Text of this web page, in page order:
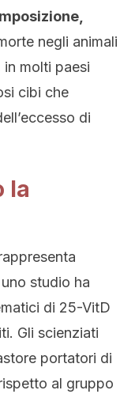
negli animali
in molti paesi
cibi che
di
la
studio ha
di 25-VitD
Gli scienziati
portatori di
al gruppo